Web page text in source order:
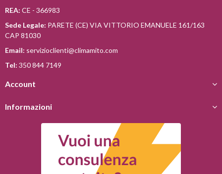
REA: CE - 366983
Sede Legale: PARETE (CE) VIA VITTORIO EMANUELE 161/163
CAP 81030
Email: servizioclienti@climamito.com
Tel: 350 844 7149
Account
Informazioni